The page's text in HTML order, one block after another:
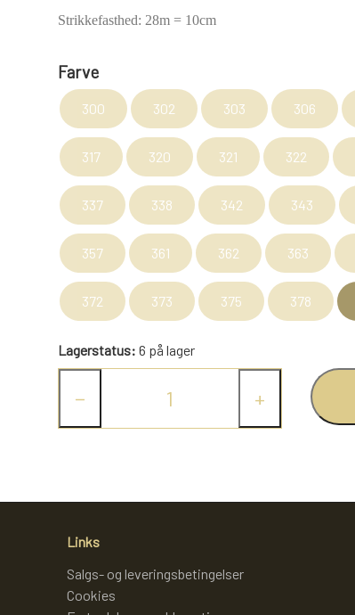
PULL BACK INDUSTRIMASKINER OG MONSTERTRUK
FJERNSTYRET BIL
Strikkefasthed: 28m = 10cm
Farve
300 302 303 306
317 320 321 322
337 338 342 343
357 361 362 363
372 373 375 378
Lagerstatus: 6 på lager
− +
Links
Salgs- og leveringsbetingelser
Cookies